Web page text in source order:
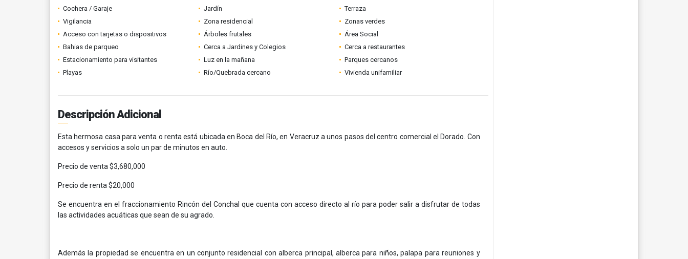
Cochera / Garaje
Jardín
Terraza
Vigilancia
Zona residencial
Zonas verdes
Acceso con tarjetas o dispositivos
Árboles frutales
Área Social
Bahias de parqueo
Cerca a Jardines y Colegios
Cerca a restaurantes
Estacionamiento para visitantes
Luz en la mañana
Parques cercanos
Playas
Río/Quebrada cercano Vivienda unifamiliar
Descripción Adicional
Esta hermosa casa para venta o renta está ubicada en Boca del Río, en Veracruz a unos pasos del centro comercial el Dorado. Con
accesos y servicios a solo un par de minutos en auto.
Precio de venta $3,680,000
Precio de renta $20,000
Se encuentra en el fraccionamiento Rincón del Conchal que cuenta con acceso directo al río para poder salir a disfrutar de todas
las actividades acuáticas que sean de su agrado.
Además la propiedad se encuentra en un conjunto residencial con alberca principal, alberca para niños, palapa para reuniones y